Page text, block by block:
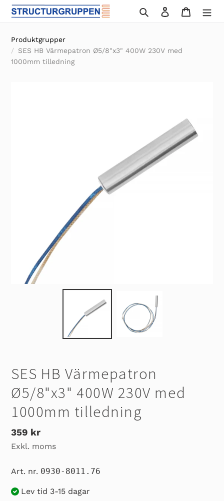
vidare
innehåll
Sök Logga in
Produktgrupper
SES HB Värmepatron Ø5/8"x3" 400W 230V med
1000mm tilledning
SES HB Värmepatron
Ø5/8"x3" 400W 230V med
1000mm tilledning
Ordinarie
pris
359 kr
Exkl. moms
Art. nr. 0930-8011.76
Lev tid 3-15 dagar